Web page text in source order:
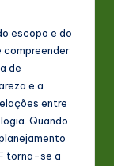
escopo e do
compreender
de
e a
entre
Quando
torna-se a